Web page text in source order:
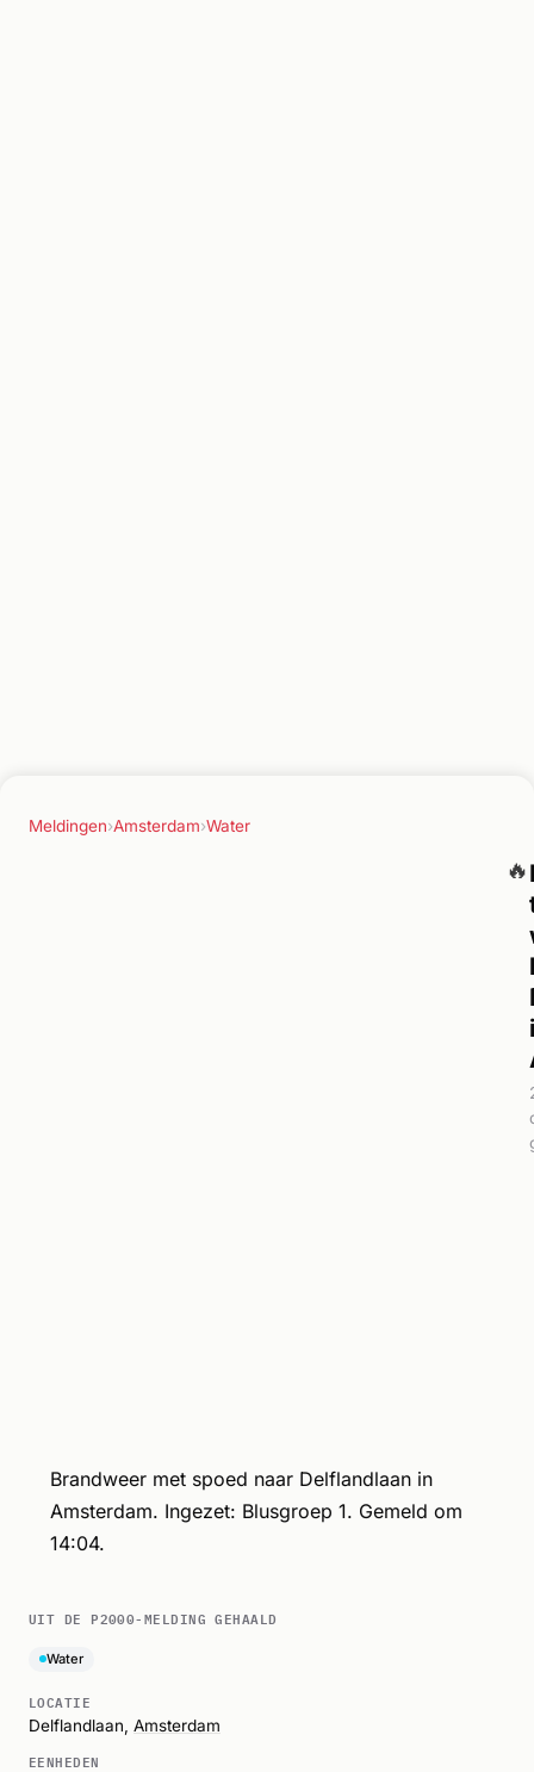
Meldingen›Amsterdam›Water
🔥
Brandweer met spoed naar Delflandlaan in
Amsterdam. Ingezet: Blusgroep 1. Gemeld om
14:04.
UIT DE P2000-MELDING GEHAALD
Water
LOCATIE
Delflandlaan, Amsterdam
EENHEDEN